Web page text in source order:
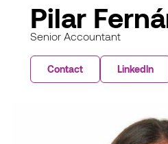
Pilar
Senior Accountant
Contact Linkedln